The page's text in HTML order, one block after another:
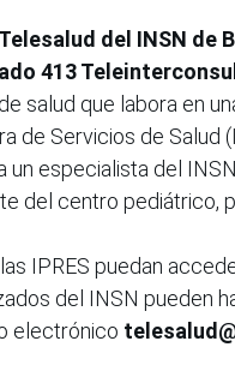
Telesalud del INSN de
413
salud que labora en
de Servicios de Salud
un especialista del
del centro pediátrico,
IPRES puedan
del INSN pueden
electrónico